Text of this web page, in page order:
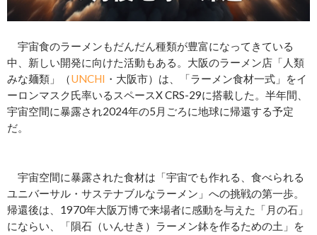
宇宙食のラーメンもだんだん種類が豊富になってきている
中、新しい開発に向けた活動もある。大阪のラーメン店「人類
みな麺類」（UNCHI ・大阪市）は、「ラーメン食材一式」をイ
ーロンマスク氏率いるスペースX CRS-29に搭載した。半年間、
宇宙空間に暴露され2024年の5月ごろに地球に帰還する予定
だ。
宇宙空間に暴露された食材は「宇宙でも作れる、食べられる
ユニバーサル・サステナブルなラーメン」への挑戦の第一歩。
帰還後は、1970年⼤阪万博で来場者に感動を与えた「月の石」
にならい、「隕石（いんせき）ラーメン鉢を作るための土」を